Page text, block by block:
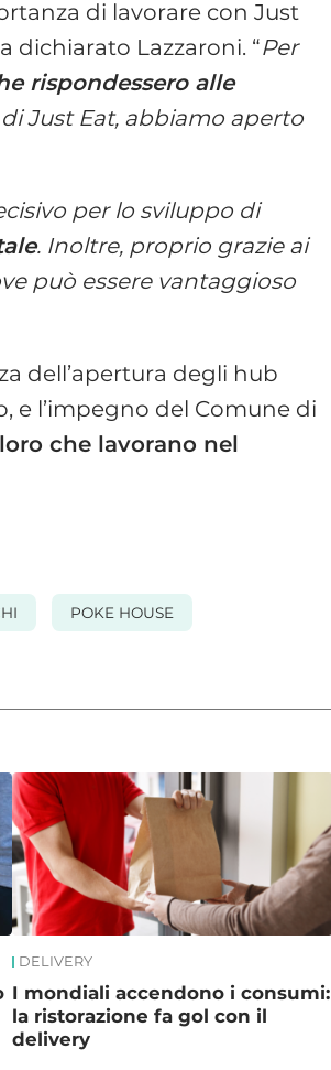
di lavorare con Just
dichiarato Lazzaroni. “Per
rispondessero alle
Just Eat, abbiamo aperto
per lo sviluppo di
. Inoltre, proprio grazie ai
può essere vantaggioso
dell’apertura degli hub
e l’impegno del Comune di
che lavorano nel
POKE HOUSE
DELIVERY
I mondiali accendono i consumi:
la ristorazione fa gol con il
delivery